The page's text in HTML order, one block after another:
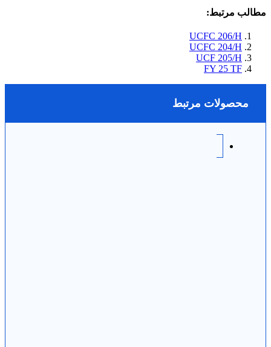
مطالب مرتبط:
UCFC 206/H
UCFC 204/H
UCF 205/H
FY 25 TF
محصولات مرتبط